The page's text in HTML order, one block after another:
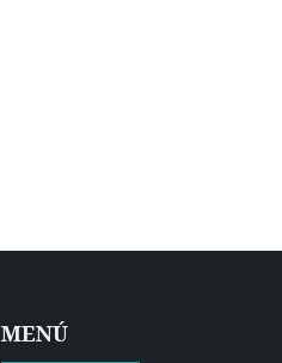
MENÚ